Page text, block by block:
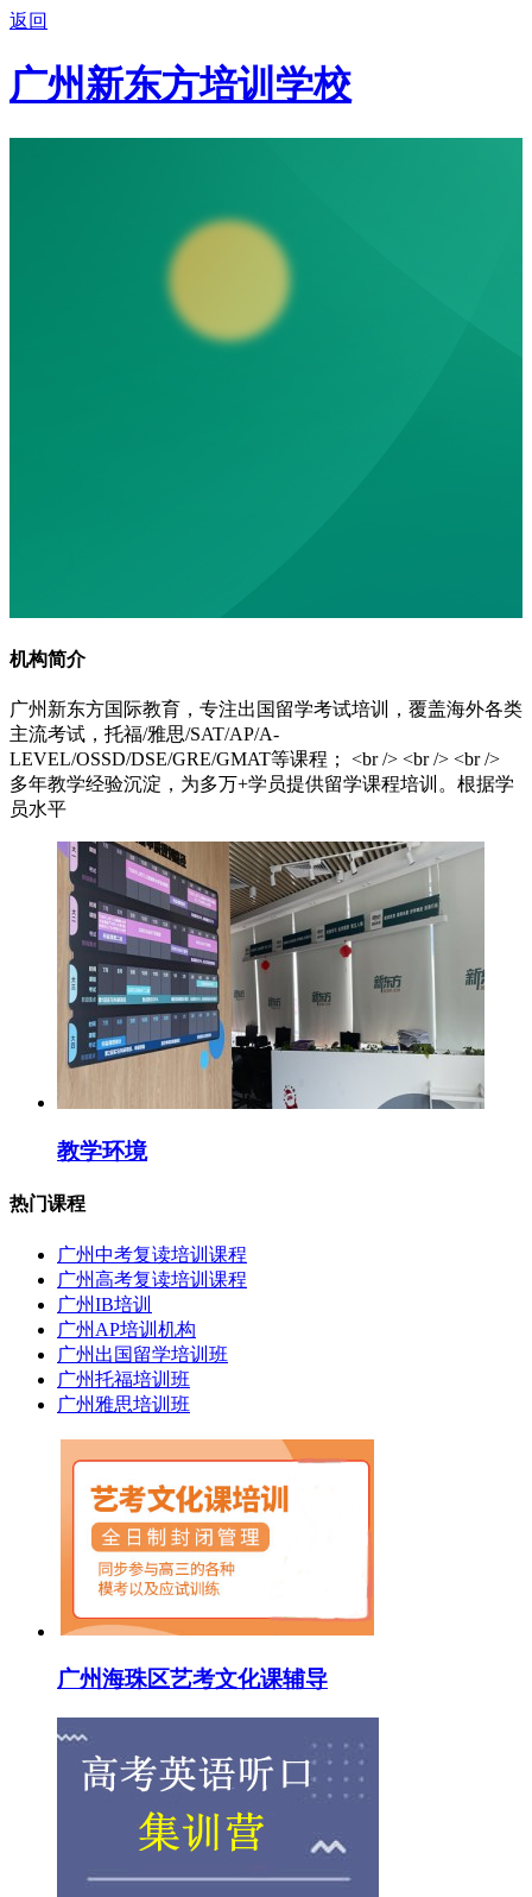
返回
广州新东方培训学校
机构简介
广州新东方国际教育，专注出国留学考试培训，覆盖海外各类
主流考试，托福/雅思/SAT/AP/A-
LEVEL/OSSD/DSE/GRE/GMAT等课程； <br /> <br /> <br />
多年教学经验沉淀，为多万+学员提供留学课程培训。根据学
员水平
教学环境
热门课程
广州中考复读培训课程
广州高考复读培训课程
广州IB培训
广州AP培训机构
广州出国留学培训班
广州托福培训班
广州雅思培训班
广州海珠区艺考文化课辅导